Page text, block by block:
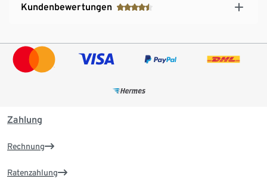
Kundenbewertungen
Zahlung
Rechnung
Ratenzahlung